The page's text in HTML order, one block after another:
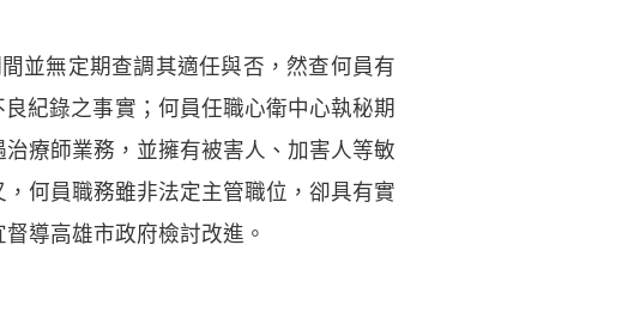
無定期查調其適任與否，然查何員有
紀錄之事實；何員任職心衛中心執秘期
療師業務，並擁有被害人、加害人等敏
何員職務雖非法定主管職位，卻具有實
導高雄市政府檢討改進。